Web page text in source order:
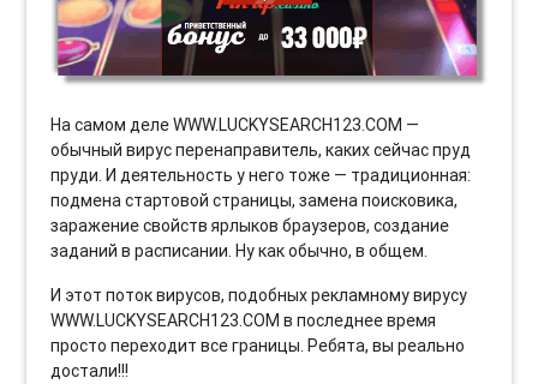
На самом деле WWW.LUCKYSEARCH123.COM —
обычный вирус перенаправитель, каких сейчас пруд
пруди. И деятельность у него тоже — традиционная:
подмена стартовой страницы, замена поисковика,
заражение свойств ярлыков браузеров, создание
заданий в расписании. Ну как обычно, в общем.
И этот поток вирусов, подобных рекламному вирусу
WWW.LUCKYSEARCH123.COM в последнее время
просто переходит все границы. Ребята, вы реально
достали!!!